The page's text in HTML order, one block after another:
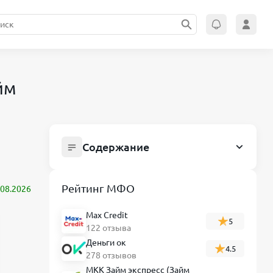
Содержание
Проверка компании на наличие
Требования к заёмщику
Рейтинг МФО
Max Credit
122 отзыва
5
Деньги ок
278 отзывов
4.5
МКК Займ экспресс (Займ